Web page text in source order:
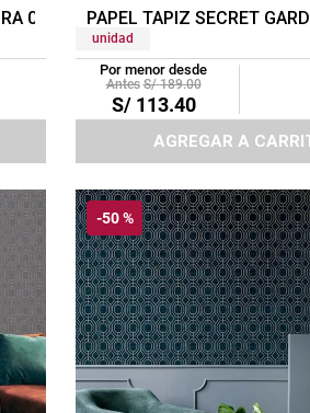
0.52X10 MTS OCHRE
PAPEL TAPIZ SECRET
unidad
Por menor desde
S/ 189.00
S/ 113.40
AGREGAR A
-50 %